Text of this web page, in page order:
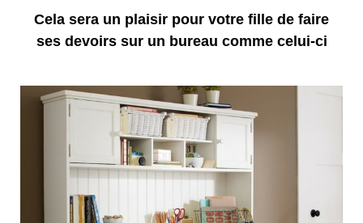
Cela sera un plaisir pour votre fille de faire
ses devoirs sur un bureau comme celui-ci